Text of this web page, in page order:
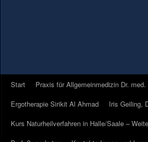
Start Praxis für Allgemeinmedizin Dr.
Ergotherapie Sirikit Al Ahmad
Iris Geiling,
Kurs Naturheilverfahren in Halle/Saale –